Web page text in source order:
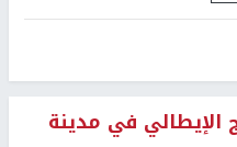
الإيطالي في مدينة